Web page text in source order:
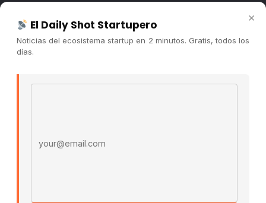
Contacto
Publicidad
Es La Hora de Aprender ↗
×
El Daily Shot Startupero
Noticias del ecosistema startup en 2 minutos. Gratis, todos los
días.